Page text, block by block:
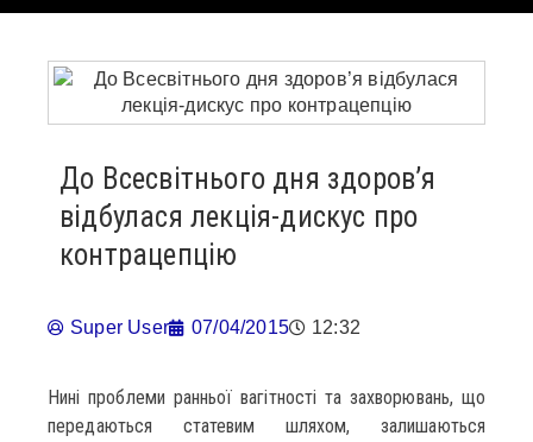
До Всесвітнього дня здоров’я
відбулася лекція-дискус про
контрацепцію
Super User 07/04/2015 12:32
Нині проблеми ранньої вагітності та захворювань, що
передаються статевим шляхом, залишаються